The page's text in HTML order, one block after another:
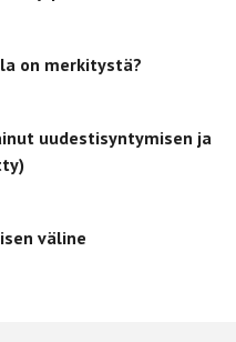
on merkitystä?
uudestisyntymisen ja
väline